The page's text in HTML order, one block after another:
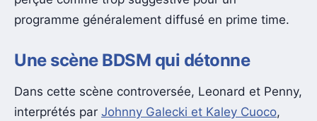
programme généralement diffusé en prime time.
Une scène BDSM qui détonne
Dans cette scène controversée, Leonard et Penny,
interprétés par Johnny Galecki et Kaley Cuoco,